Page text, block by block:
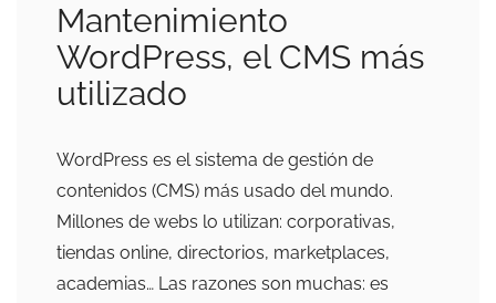
Mantenimiento
WordPress, el CMS más
utilizado
WordPress es el sistema de gestión de
contenidos (CMS) más usado del mundo.
Millones de webs lo utilizan: corporativas,
tiendas online, directorios, marketplaces,
academias… Las razones son muchas: es